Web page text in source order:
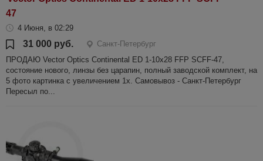
47
4 Июня, в 02:29
31 000 руб.
Санкт-Петербург
ПРОДАЮ Vector Optics Continental ED 1-10x28 FFP SCFF-47,
состояние нового, линзы без царапин, полный заводской комплект, на
5 фото картинка с увеличением 1х. Самовывоз - Санкт-Петербург
Пересыл по...